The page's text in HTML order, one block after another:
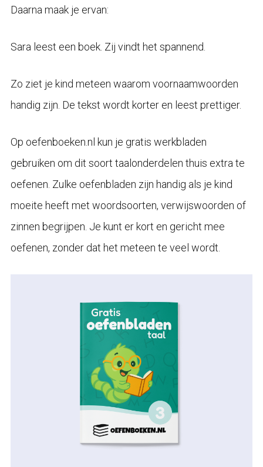
Daarna maak je ervan:
Sara leest een boek. Zij vindt het spannend.
Zo ziet je kind meteen waarom voornaamwoorden
handig zijn. De tekst wordt korter en leest prettiger.
Op oefenboeken.nl kun je gratis werkbladen
gebruiken om dit soort taalonderdelen thuis extra te
oefenen. Zulke oefenbladen zijn handig als je kind
moeite heeft met woordsoorten, verwijswoorden of
zinnen begrijpen. Je kunt er kort en gericht mee
oefenen, zonder dat het meteen te veel wordt.